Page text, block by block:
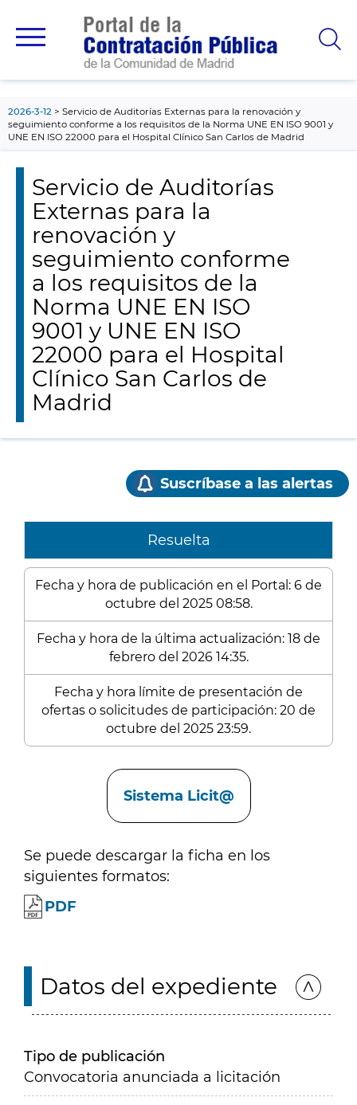
principal
2026-3-12
Servicio de Auditorías Externas para la renovación y
seguimiento conforme a los requisitos de la Norma UNE EN ISO 9001 y
UNE EN ISO 22000 para el Hospital Clínico San Carlos de Madrid
Servicio de Auditorías
Externas para la
renovación y
seguimiento conforme
a los requisitos de la
Norma UNE EN ISO
9001 y UNE EN ISO
22000 para el Hospital
Clínico San Carlos de
Madrid
Suscríbase a las alertas
Resuelta
Fecha y hora de publicación en el Portal: 6 de
octubre del 2025 08:58.
Fecha y hora de la última actualización: 18 de
febrero del 2026 14:35.
Fecha y hora límite de presentación de
ofertas o solicitudes de participación: 20 de
octubre del 2025 23:59.
Sistema Licit@
Se puede descargar la ficha en los
siguientes formatos:
PDF
Datos del expediente
Tipo de publicación
Convocatoria anunciada a licitación